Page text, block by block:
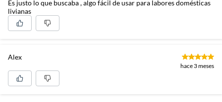
Es justo lo que buscaba , algo fácil de usar para labores domésticas
livianas
Alex
hace 3 meses